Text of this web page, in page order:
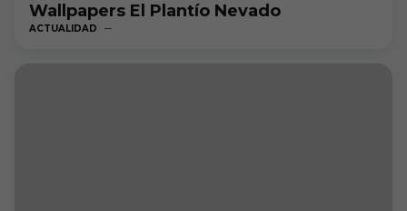
Wallpapers El Plantío Nevado
ACTUALIDAD